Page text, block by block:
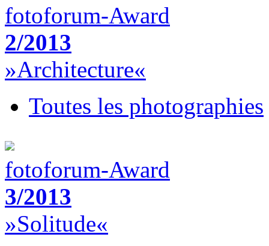
fotoforum-Award
2/2013
»Architecture«
Toutes les photographies
fotoforum-Award
3/2013
»Solitude«